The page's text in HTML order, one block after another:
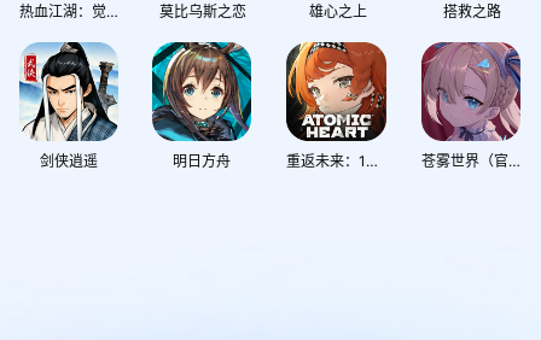
热血江湖：觉醒 莫比乌斯之恋 雄心之上 搭救之路
剑侠逍遥 明日方舟 重返未来：1999 苍雾世界（官服双端互通，必得千抽）